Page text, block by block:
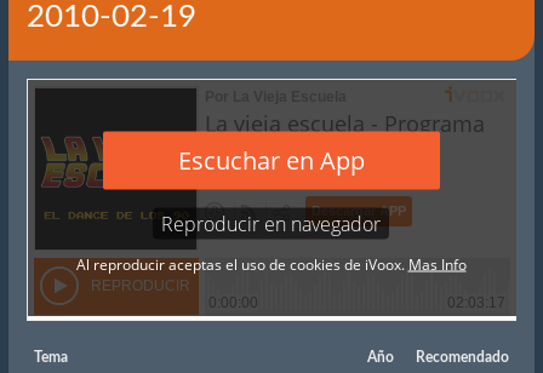
2010-02-19
Tema Año Recomendado